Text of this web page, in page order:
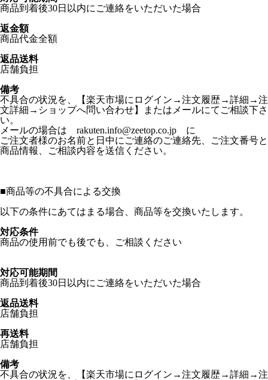
商品到着後30日以内にご連絡をいただいた場合
返金額
商品代金全額
返品送料
店舗負担
備考
不具合の状況を、【楽天市場にログイン→注文履歴→詳細→注
文詳細→ショップへ問い合わせ】またはメールにてご相談下さ
い。
メールの場合は rakuten.info@zeetop.co.jp に
ご注文者様のお名前と日中にご連絡のご連絡先、ご注文番号と
商品情報、ご相談内容を送信ください。
■商品等の不具合による交換
以下の条件にあてはまる場合、商品等を交換いたします。
対応条件
商品の使用前でも後でも、ご相談ください
対応可能期間
商品到着後30日以内にご連絡をいただいた場合
返品送料
店舗負担
再送料
店舗負担
備考
不具合の状況を、【楽天市場にログイン→注文履歴→詳細→注